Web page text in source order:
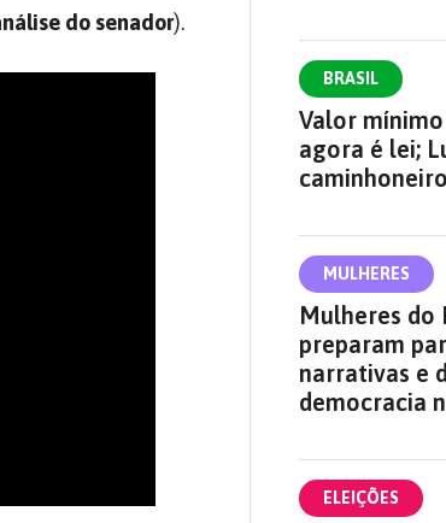
do senador).
BRASIL
Valor
agora é lei;
MULHERES
Mulheres do
preparam
narrativas e
democracia
ELEIÇÕES